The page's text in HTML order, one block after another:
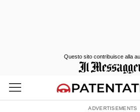
Questo sito contribuisce alla